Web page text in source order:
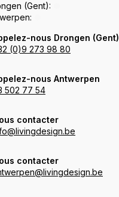
(Gent):
nous Drongen (Gent)
(0)9 273 98 80
nous Antwerpen
502 77 54
contacter
contacter